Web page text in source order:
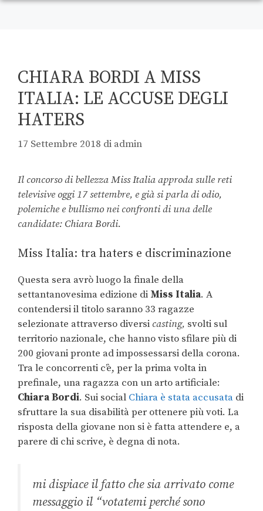
CHIARA BORDI A MISS
ITALIA: LE ACCUSE DEGLI
HATERS
17 Settembre 2018 di admin
Il concorso di bellezza Miss Italia approda sulle reti
televisive oggi 17 settembre, e già si parla di odio,
polemiche e bullismo nei confronti di una delle
candidate: Chiara Bordi.
Miss Italia: tra haters e discriminazione
Questa sera avrò luogo la finale della
settantanovesima edizione di Miss Italia. A
contendersi il titolo saranno 33 ragazze
selezionate attraverso diversi casting, svolti sul
territorio nazionale, che hanno visto sfilare più di
200 giovani pronte ad impossessarsi della corona.
Tra le concorrenti c’è, per la prima volta in
prefinale, una ragazza con un arto artificiale:
Chiara Bordi. Sui social Chiara è stata accusata di
sfruttare la sua disabilità per ottenere più voti. La
risposta della giovane non si è fatta attendere e, a
parere di chi scrive, è degna di nota.
mi dispiace il fatto che sia arrivato come
messaggio il “votatemi perché sono